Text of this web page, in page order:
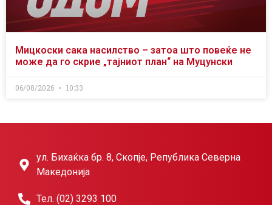
Мицкоски сака насилство – затоа што повеќе не
може да го скрие „тајниот план“ на Муцунски
06/08/2026 10:33
ул. Бихаќка бр. 8, Скопје, Република Северна
Македонија
Тел. (02) 3293 100